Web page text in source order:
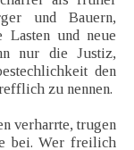
und Bauern,
Lasten und neue
nur die Justiz,
den
zu nennen.
verharrte, trugen
bei. Wer freilich